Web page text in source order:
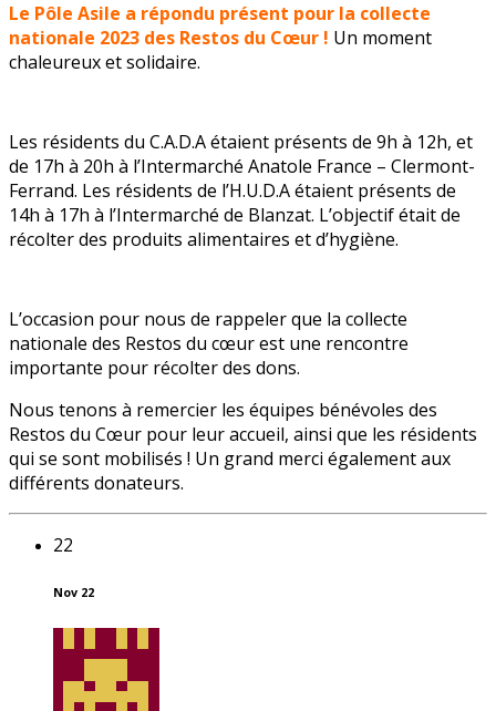
Le Pôle Asile a répondu présent pour la collecte
nationale 2023 des Restos du Cœur ! Un moment
chaleureux et solidaire.
Les résidents du C.A.D.A étaient présents de 9h à 12h, et
de 17h à 20h à l’Intermarché Anatole France – Clermont-
Ferrand. Les résidents de l’H.U.D.A étaient présents de
14h à 17h à l’Intermarché de Blanzat. L’objectif était de
récolter des produits alimentaires et d’hygiène.
L’occasion pour nous de rappeler que la collecte
nationale des Restos du cœur est une rencontre
importante pour récolter des dons.
Nous tenons à remercier les équipes bénévoles des
Restos du Cœur pour leur accueil, ainsi que les résidents
qui se sont mobilisés ! Un grand merci également aux
différents donateurs.
22
Nov 22